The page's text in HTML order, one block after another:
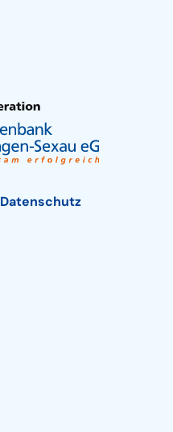
Datenschutz